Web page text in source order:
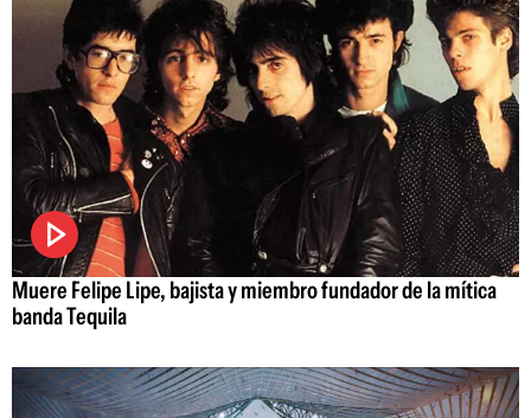
Muere Felipe Lipe, bajista y miembro fundador de la mítica
banda Tequila